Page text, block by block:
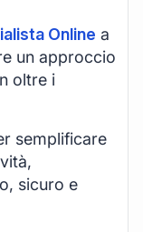
Online a
un approccio
oltre i
semplificare
sicuro e